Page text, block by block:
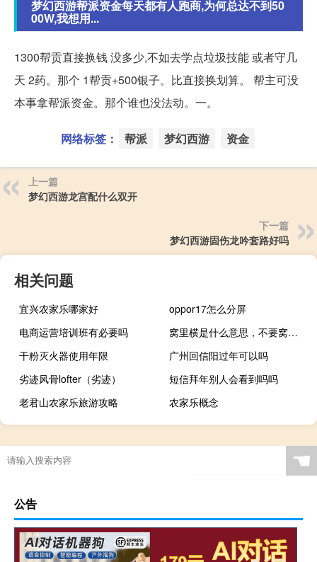
梦幻西游帮派资金每天都有人跑商,为何总达不到50
00W,我想用...
1300帮贡直接换钱 没多少,不如去学点垃圾技能 或者守几
天 2药。那个 1帮贡+500银子。比直接换划算。 帮主可没
本事拿帮派资金。那个谁也没法动。一。
网络标签： 帮派 梦幻西游 资金
上一篇
梦幻西游龙宫配什么双开
下一篇
梦幻西游固伤龙吟套路好吗
相关问题
宜兴农家乐哪家好
oppor17怎么分屏
电商运营培训班有必要吗
窝里横是什么意思，不要窝里横外面怂，请反过来什么梗
干粉灭火器使用年限
广州回信阳过年可以吗
劣迹风骨lofter（劣迹）
短信拜年别人会看到吗吗
老君山农家乐旅游攻略
农家乐概念
☚
公告